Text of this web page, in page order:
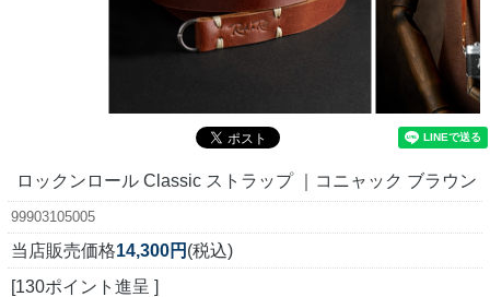
ロックンロール Classic ストラップ ｜コニャック ブラウン
99903105005
当店販売価格14,300円 (税込)
[130ポイント進呈 ]